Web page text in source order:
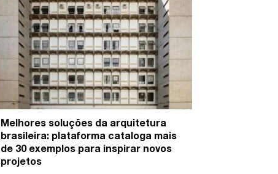
Melhores soluções da arquitetura
brasileira: plataforma cataloga mais
de 30 exemplos para inspirar novos
projetos